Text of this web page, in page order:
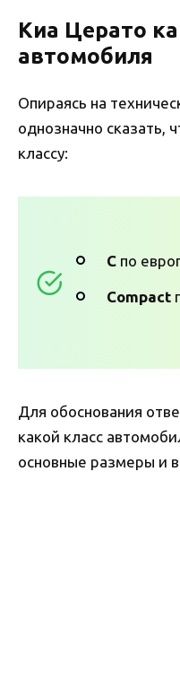
Киа Церато
автомобиля
Опираясь на
однозначно сказать,
классу:
С по
Compact
Для обоснования
какой класс
основные размеры и